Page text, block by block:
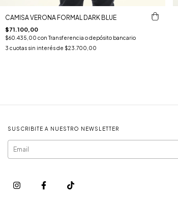
CAMISA VERONA FORMAL DARK BLUE
$71.100,00
$60.435,00 con Transferencia o depósito bancario
3 cuotas sin interés de $23.700,00
SUSCRIBITE A NUESTRO NEWSLETTER